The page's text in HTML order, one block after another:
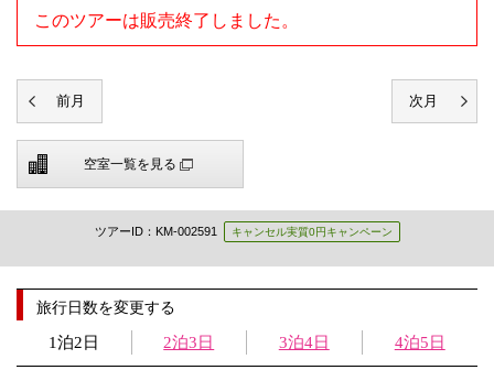
このツアーは販売終了しました。
空室一覧を見る
ツアーID：KM-002591 キャンセル実質0円キャンペーン
旅行日数を変更する
1泊2日 2泊3日 3泊4日 4泊5日